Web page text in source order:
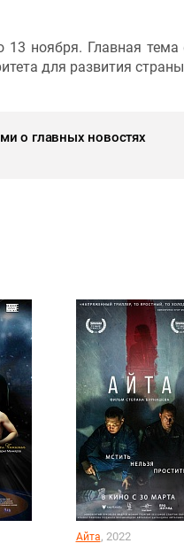
ноября. Главная
для развития
о главных новостях
Айта, 2022